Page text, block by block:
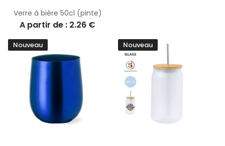
Verre à bière 50cl (pinte)
A partir de : 2.26 €
Nouveau Nouveau